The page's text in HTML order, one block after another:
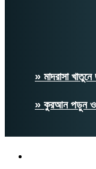
» মাদরাসা
» কুরআন পড়ুন ও